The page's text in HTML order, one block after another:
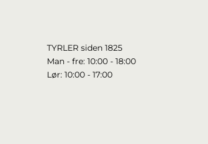
TYRLER siden 1825
Man - fre: 10:00 - 18:00
Lør: 10:00 - 17:00